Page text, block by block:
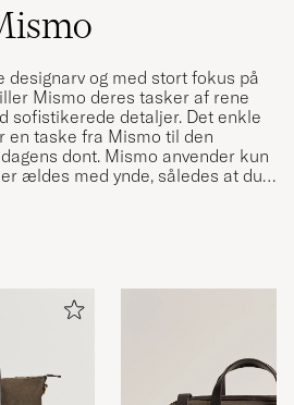
designarv og med stort fokus på
Mismo deres tasker af rene
sofistikerede detaljer. Det enkle
en taske fra Mismo til den
dont. Mismo anvender kun
ældes med ynde, således at du